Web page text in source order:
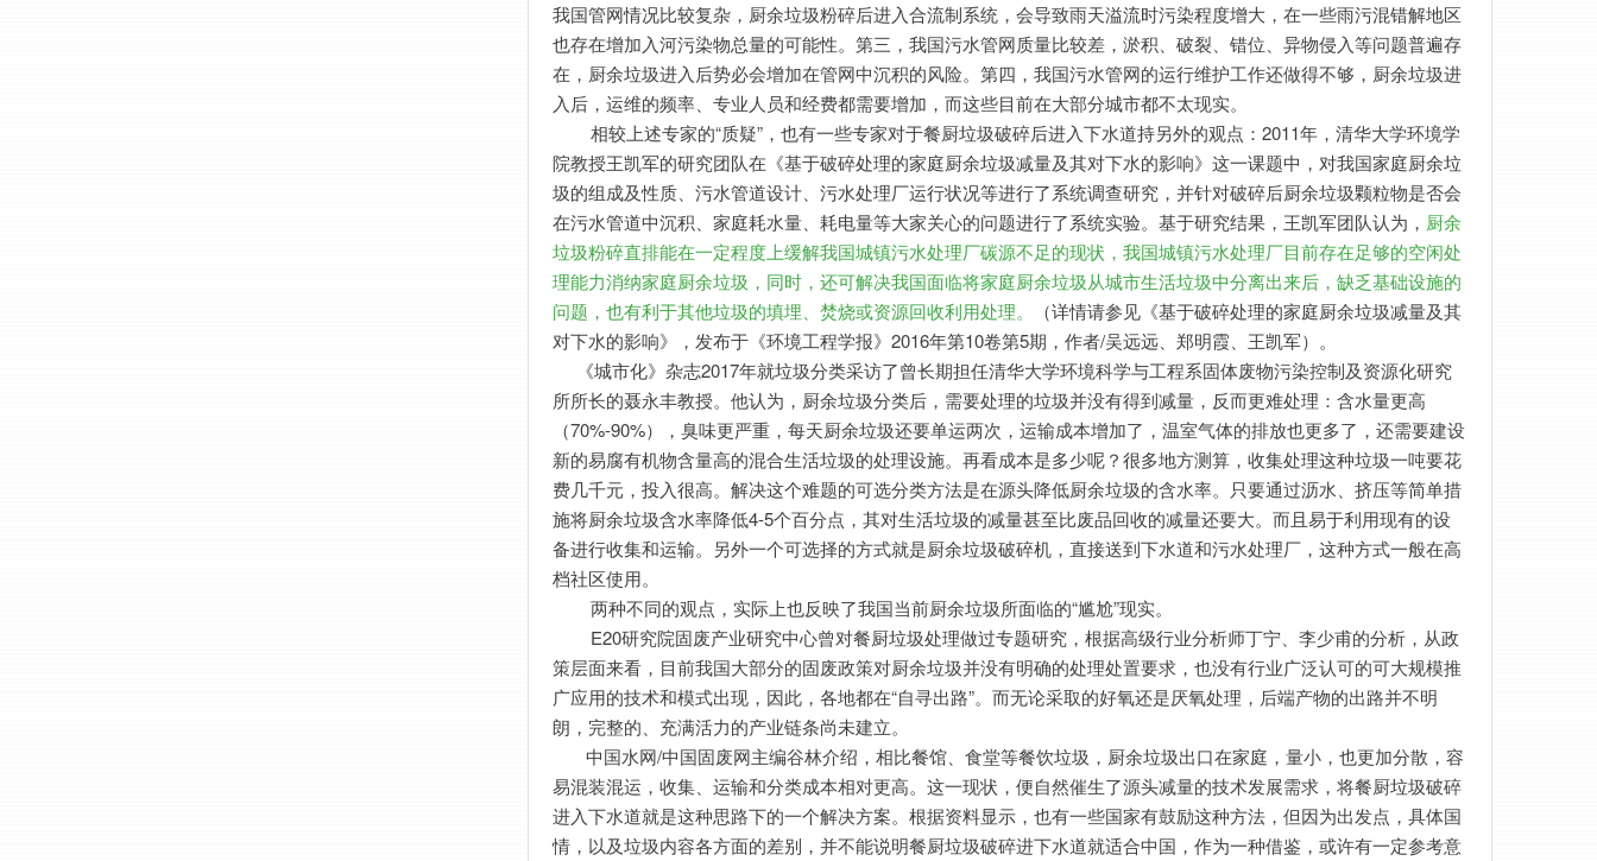
我国管网情况比较复杂，厨余垃圾粉碎后进入合流制系统，会导致雨天溢流时污染程度增大，在一些雨污混错解地区
也存在增加入河污染物总量的可能性。第三，我国污水管网质量比较差，淤积、破裂、错位、异物侵入等问题普遍存
在，厨余垃圾进入后势必会增加在管网中沉积的风险。第四，我国污水管网的运行维护工作还做得不够，厨余垃圾进
入后，运维的频率、专业人员和经费都需要增加，而这些目前在大部分城市都不太现实。
相较上述专家的“质疑”，也有一些专家对于餐厨垃圾破碎后进入下水道持另外的观点：2011年，清华大学环境学
院教授王凯军的研究团队在《基于破碎处理的家庭厨余垃圾减量及其对下水的影响》这一课题中，对我国家庭厨余垃
圾的组成及性质、污水管道设计、污水处理厂运行状况等进行了系统调查研究，并针对破碎后厨余垃圾颗粒物是否会
在污水管道中沉积、家庭耗水量、耗电量等大家关心的问题进行了系统实验。基于研究结果，王凯军团队认为， 厨余
垃圾粉碎直排能在一定程度上缓解我国城镇污水处理厂碳源不足的现状，我国城镇污水处理厂目前存在足够的空闲处
理能力消纳家庭厨余垃圾，同时，还可解决我国面临将家庭厨余垃圾从城市生活垃圾中分离出来后，缺乏基础设施的
问题，也有利于其他垃圾的填埋、焚烧或资源回收利用处理。
（详情请参见《基于破碎处理的家庭厨余垃圾减量及其
对下水的影响》，发布于《环境工程学报》2016年第10卷第5期，作者/吴远远、郑明霞、王凯军）。
《城市化》杂志2017年就垃圾分类采访了曾长期担任清华大学环境科学与工程系固体废物污染控制及资源化研究
所所长的聂永丰教授。他认为，厨余垃圾分类后，需要处理的垃圾并没有得到减量，反而更难处理：含水量更高
（70%-90%），臭味更严重，每天厨余垃圾还要单运两次，运输成本增加了，温室气体的排放也更多了，还需要建设
新的易腐有机物含量高的混合生活垃圾的处理设施。再看成本是多少呢？很多地方测算，收集处理这种垃圾一吨要花
费几千元，投入很高。解决这个难题的可选分类方法是在源头降低厨余垃圾的含水率。只要通过沥水、挤压等简单措
施将厨余垃圾含水率降低4-5个百分点，其对生活垃圾的减量甚至比废品回收的减量还要大。而且易于利用现有的设
备进行收集和运输。另外一个可选择的方式就是厨余垃圾破碎机，直接送到下水道和污水处理厂，这种方式一般在高
档社区使用。
两种不同的观点，实际上也反映了我国当前厨余垃圾所面临的“尴尬”现实。
E20研究院固废产业研究中心曾对餐厨垃圾处理做过专题研究，根据高级行业分析师丁宁、李少甫的分析，从政
策层面来看，目前我国大部分的固废政策对厨余垃圾并没有明确的处理处置要求，也没有行业广泛认可的可大规模推
广应用的技术和模式出现，因此，各地都在“自寻出路”。而无论采取的好氧还是厌氧处理，后端产物的出路并不明
朗，完整的、充满活力的产业链条尚未建立。
中国水网/中国固废网主编谷林介绍，相比餐馆、食堂等餐饮垃圾，厨余垃圾出口在家庭，量小，也更加分散，容
易混装混运，收集、运输和分类成本相对更高。这一现状，便自然催生了源头减量的技术发展需求，将餐厨垃圾破碎
进入下水道就是这种思路下的一个解决方案。根据资料显示，也有一些国家有鼓励这种方法，但因为出发点，具体国
情，以及垃圾内容各方面的差别，并不能说明餐厨垃圾破碎进下水道就适合中国，作为一种借鉴，或许有一定参考意